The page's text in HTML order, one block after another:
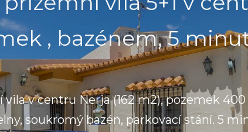
, bazénem, 5
vila v centru Nerja (162 m2), pozemek
soukromý bazén, parkovací stání. 5